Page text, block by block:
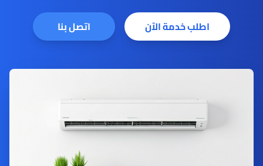
اطلب خدمة الآن اتصل بنا